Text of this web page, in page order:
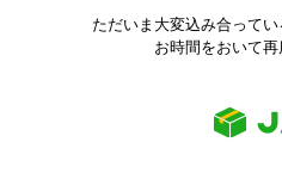
ただいま大変込み合って
お時間をおいて